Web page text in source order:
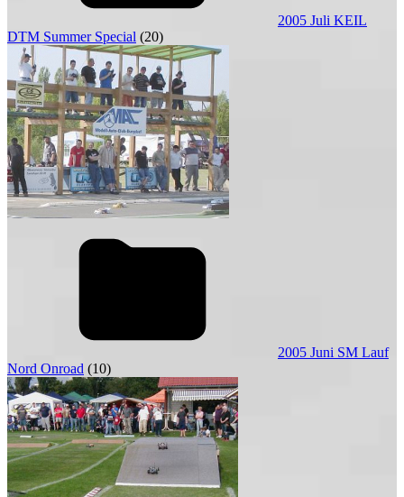
2005 Juli KEIL
DTM Summer Special (20)
2005 Juni SM Lauf
Nord Onroad (10)